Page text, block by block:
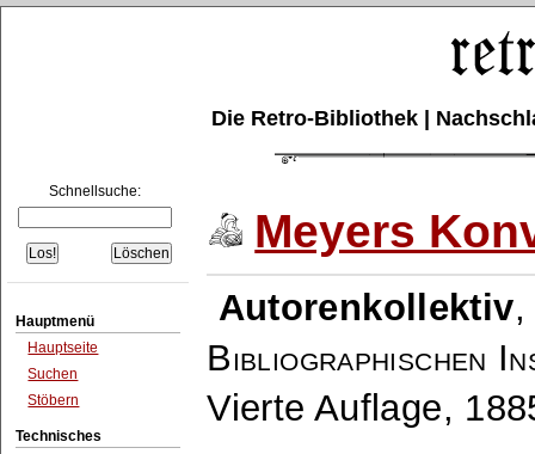
Die Retro-Bibliothek |
Schnellsuche:
Hauptmenü
Hauptseite
Suchen
Stöbern
Technisches
Meyers
Autorenkollektiv
Bibliographischen
Vierte Auflage,